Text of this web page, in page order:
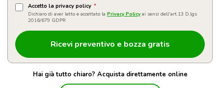
Accetto la privacy policy *
Dichiaro di aver letto e accettato la Privacy Policy ai sensi dell'art.13 D.lgs
2016/679 GDPR
Hai già tutto chiaro? Acquista direttamente online